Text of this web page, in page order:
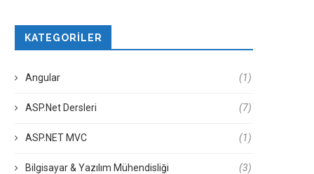
KATEGORILER
Angular (1)
ASP.Net Dersleri (7)
ASP.NET MVC (1)
Bilgisayar & Yazılım Mühendisliği (3)